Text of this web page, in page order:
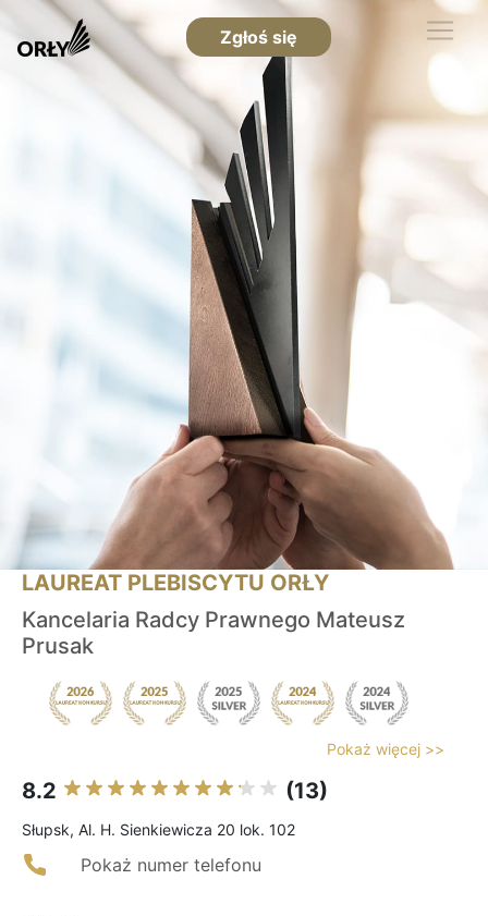
Zgłoś się
LAUREAT PLEBISCYTU ORŁY
Kancelaria Radcy Prawnego Mateusz
Prusak
Pokaż więcej >>
8.2 (13)
Słupsk, Al. H. Sienkiewicza 20 lok. 102
Pokaż numer telefonu